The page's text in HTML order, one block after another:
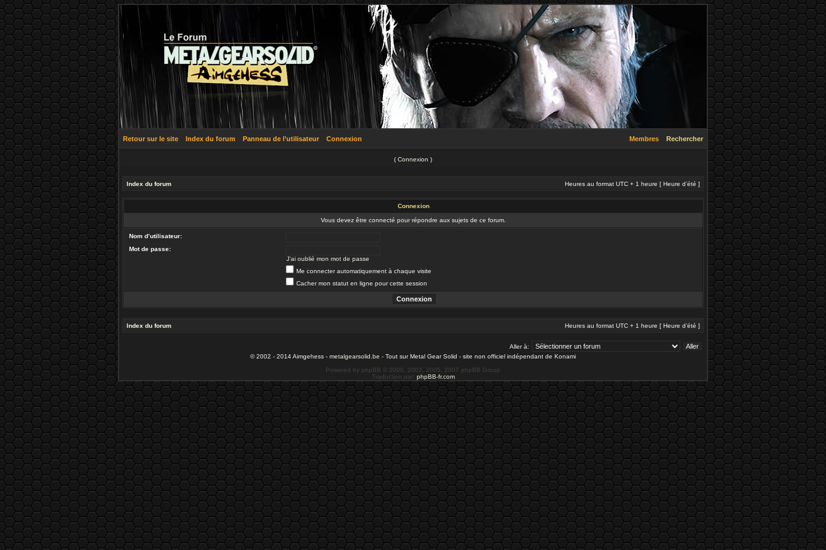
Retour sur le site Index du forum Panneau de l’utilisateur Connexion Rechercher
Membres
( Connexion )
Index du forum Heures au format UTC + 1 heure [ Heure d’été ]
Connexion
Vous devez être connecté pour répondre aux sujets de ce forum.
Nom d’utilisateur:
Mot de passe:
J’ai oublié mon mot de passe
Me connecter automatiquement à chaque visite
Cacher mon statut en ligne pour cette session
Index du forum Heures au format UTC + 1 heure [ Heure d’été ]
Aller à:
© 2002 - 2014 Aimgehess - metalgearsolid.be - Tout sur Metal Gear Solid - site non officiel indépendant de Konami
Powered by phpBB © 2000, 2002, 2005, 2007 phpBB Group
Traduction par: phpBB-fr.com